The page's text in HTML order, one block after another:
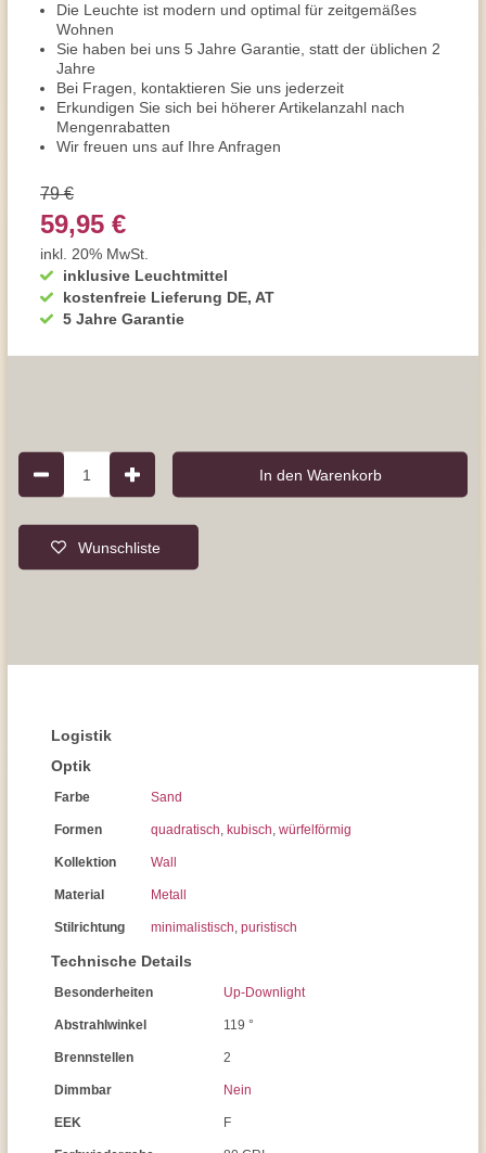
Die Leuchte ist modern und optimal für zeitgemäßes
Wohnen
Sie haben bei uns 5 Jahre Garantie, statt der üblichen 2
Jahre
Bei Fragen, kontaktieren Sie uns jederzeit
Erkundigen Sie sich bei höherer Artikelanzahl nach
Mengenrabatten
Wir freuen uns auf Ihre Anfragen
inklusive Leuchtmittel
kostenfreie Lieferung DE, AT
5 Jahre Garantie
79 €
59,95 €
inkl. 20% MwSt.
1 In den Warenkorb
Wunschliste
Logistik
Optik
Farbe Sand
Formen quadratisch, kubisch, würfelförmig
Kollektion Wall
Material Metall
Stilrichtung minimalistisch, puristisch
Technische Details
Besonderheiten Up-Downlight
Abstrahlwinkel 119 °
Brennstellen 2
Dimmbar Nein
EEK F